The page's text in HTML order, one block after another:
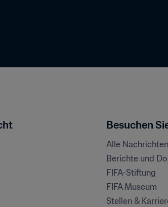
Besuchen
Alle
Berichte und
FIFA-Stiftung
FIFA Museum
Stellen &